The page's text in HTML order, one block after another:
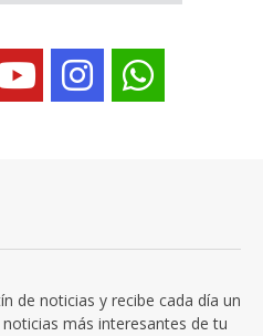
de noticias y recibe cada día un
más interesantes de tu